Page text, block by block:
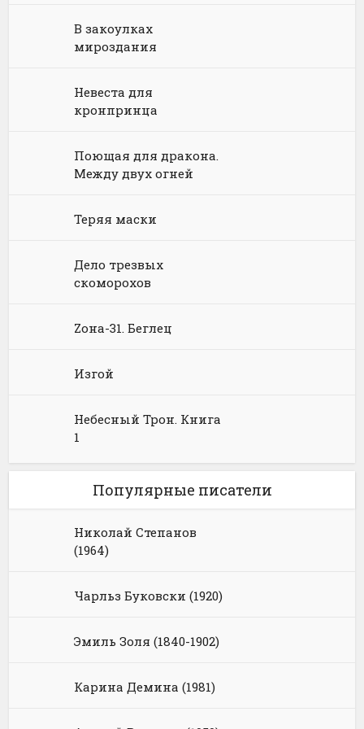
Юриспруденция, право
Научная фантастика
Попаданцы
Юмористическая фантастика
Любовное фэнтези
Русское фэнтези
Фэнтези про драконов
В закоулках
мироздания
Невеста для
кронпринца
Поющая для дракона.
Между двух огней
Теряя маски
Дело трезвых
скоморохов
Zона-31. Беглец
Изгой
Небесный Трон. Книга
1
Популярные писатели
Николай Степанов
(1964)
Чарльз Буковски (1920)
Эмиль Золя (1840-1902)
Карина Демина (1981)